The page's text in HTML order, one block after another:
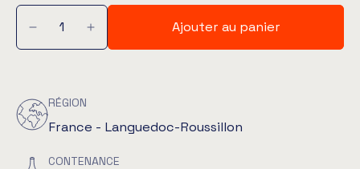
Ajouter au panier
RÉGION
France - Languedoc-Roussillon
CONTENANCE